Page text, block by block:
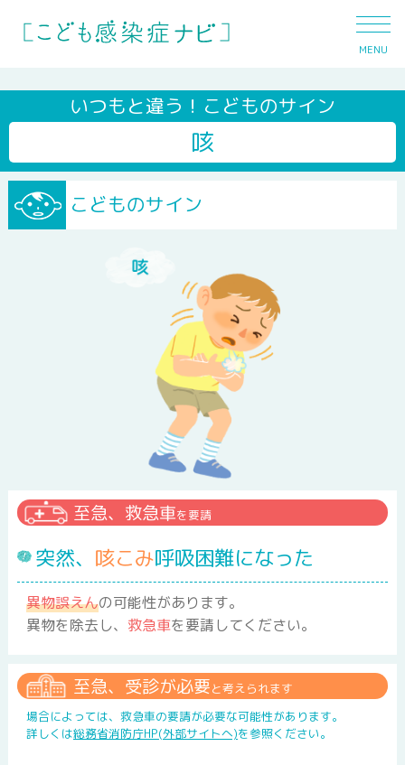
MENU
発熱
おう吐
咳
発しん
はしか
水ぼうそう(水痘)
いつもと違う！こどものサイン
咳
こどものサイン
至急、救急車を要請
突然、 咳こみ呼吸困難になった
異物誤えんの可能性があります。
異物を除去し、 救急車を要請してください。
至急、受診が必要と考えられます
場合によっては、救急車の要請が必要な可能性があります。
詳しくは総務省消防庁HP(外部サイトへ)を参照ください。